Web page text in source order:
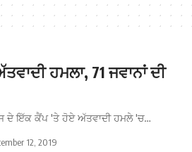
ਹਮਲਾ, 71 ਜਵਾਨਾਂ ਦੀ
ਦੇ ਇੱਕ ਕੈਂਪ 'ਤੇ ਹੋਏ ਅੱਤਵਾਦੀ ਹਮਲੇ 'ਚ…
12, 2019